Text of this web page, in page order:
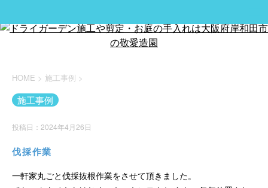
HOME > 施工事例 >
施工事例
投稿日：2024年4月26日
伐採作業
一軒家丸ごと伐採抜根作業をさせて頂きました。